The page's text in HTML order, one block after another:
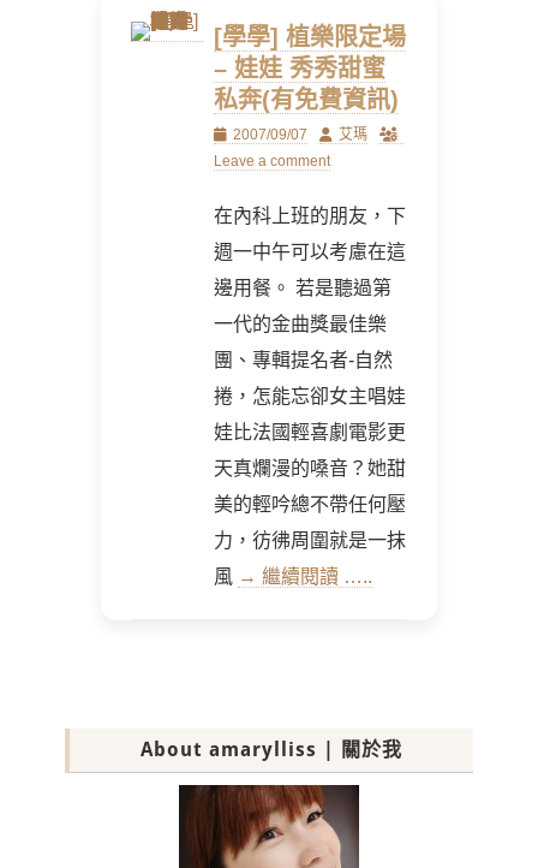
[學學] 植樂限定場
– 娃娃 秀秀甜蜜
私奔(有免費資訊)
Posted
on
2007/09/07 Author
艾瑪
Leave a comment
在內科上班的朋友，下
週一中午可以考慮在這
邊用餐。 若是聽過第
一代的金曲獎最佳樂
團、專輯提名者-自然
捲，怎能忘卻女主唱娃
娃比法國輕喜劇電影更
天真爛漫的嗓音？她甜
美的輕吟總不帶任何壓
力，彷彿周圍就是一抹
風 → 繼續閱讀 …..
About amarylliss | 關於我